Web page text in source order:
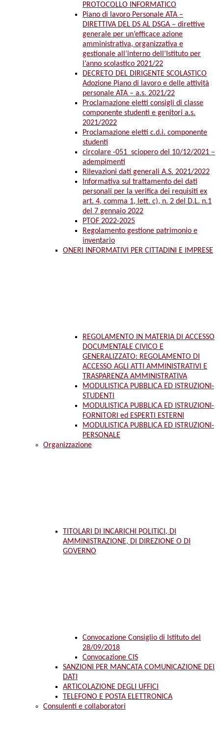
PROTOCOLLO INFORMATICO
Piano di lavoro Personale ATA –
DIRETTIVA DEL DS AL DSGA – direttive
generale per un’efficace azione
amministrativa, organizzativa e
gestionale all’interno dell’Istituto per
l’anno scolastico 2021/22
DECRETO DEL DIRIGENTE SCOLASTICO
Adozione Piano di lavoro e delle attività
personale ATA – a.s. 2021/22
Proclamazione eletti consigli di classe
componente studenti e genitori a.s.
2021/2022
Proclamazione eletti c.d.i. componente
studenti
circolare -051_sciopero del 10/12/2021 –
adempimenti
Rilevazioni dati generali A.S. 2021/2022
Informativa sul trattamento dei dati
personali per la verifica dei requisiti ex
art. 4, comma 1, lett. c), n. 2 del D.L. n.1
del 7 gennaio 2022
PTOF 2022-2025
Regolamento gestione patrimonio e
inventario
ONERI INFORMATIVI PER CITTADINI E IMPRESE
REGOLAMENTO IN MATERIA DI ACCESSO
DOCUMENTALE CIVICO E
GENERALIZZATO: REGOLAMENTO DI
ACCESSO AGLI ATTI AMMINISTRATIVI E
TRASPARENZA AMMINISTRATIVA
MODULISTICA PUBBLICA ED ISTRUZIONI-
STUDENTI
MODULISTICA PUBBLICA ED ISTRUZIONI-
FORNITORI ed ESPERTI ESTERNI
MODULISTICA PUBBLICA ED ISTRUZIONI-
PERSONALE
Organizzazione
TITOLARI DI INCARICHI POLITICI, DI
AMMINISTRAZIONE, DI DIREZIONE O DI
GOVERNO
Convocazione Consiglio di Istituto del
28/09/2018
Convocazione CIS
SANZIONI PER MANCATA COMUNICAZIONE DEI
DATI
ARTICOLAZIONE DEGLI UFFICI
TELEFONO E POSTA ELETTRONICA
Consulenti e collaboratori